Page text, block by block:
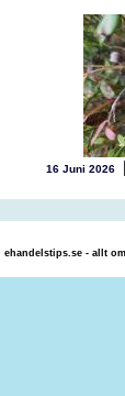
16 Juni 2026 |
ehandelstips.se - allt